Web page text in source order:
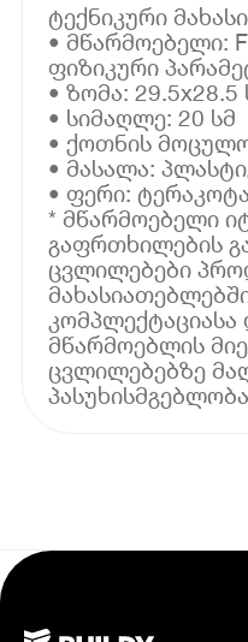
ტექნიკური
• მწარმოებელი:
ფიზიკური
• ზომა: 29.5x28.5
• სიმაღლე: 20 სმ
• ქოთნის
• მასალა:
• ფერი: ტერაკოტა
* მწარმოებელი
გაფრთხილების
ცვლილებები
კომპლექტაციასა
მწარმოებლის
ცვლილებებზე